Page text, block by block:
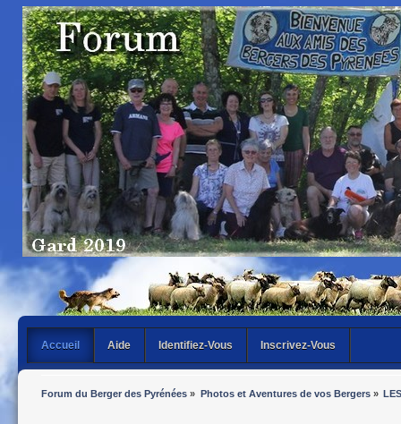
Accueil Aide Identifiez-Vous Inscrivez-Vous
Forum du Berger des Pyrénées » Photos et Aventures de vos Bergers»